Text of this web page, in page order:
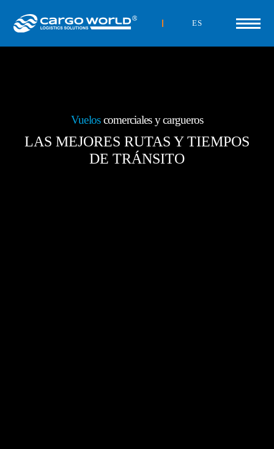
ES
Vueloscomerciales y cargueros
LAS MEJORES RUTAS Y TIEMPOS
DE TRÁNSITO